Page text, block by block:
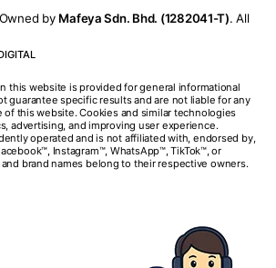
by Mafeya Sdn. Bhd. (1282041-T). All
this website is provided for general informational
guarantee specific results and are not liable for any
of this website. Cookies and similar technologies
advertising, and improving user experience.
operated and is not affiliated with, endorsed by,
Instagram™, WhatsApp™, TikTok™, or
brand names belong to their respective owners.